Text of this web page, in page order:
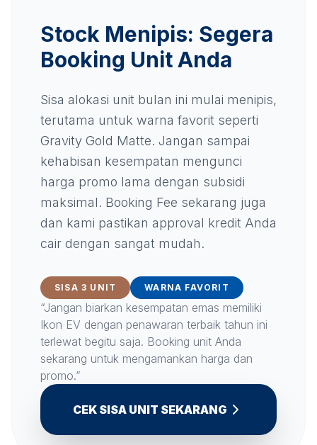
Stock Menipis: Segera
Booking Unit Anda
Sisa alokasi unit bulan ini mulai menipis,
terutama untuk warna favorit seperti
Gravity Gold Matte. Jangan sampai
kehabisan kesempatan mengunci
harga promo lama dengan subsidi
maksimal. Booking Fee sekarang juga
dan kami pastikan approval kredit Anda
cair dengan sangat mudah.
SISA 3 UNIT WARNA FAVORIT
“Jangan biarkan kesempatan emas memiliki
Ikon EV dengan penawaran terbaik tahun ini
terlewat begitu saja. Booking unit Anda
sekarang untuk mengamankan harga dan
promo.”
CEK SISA UNIT SEKARANG